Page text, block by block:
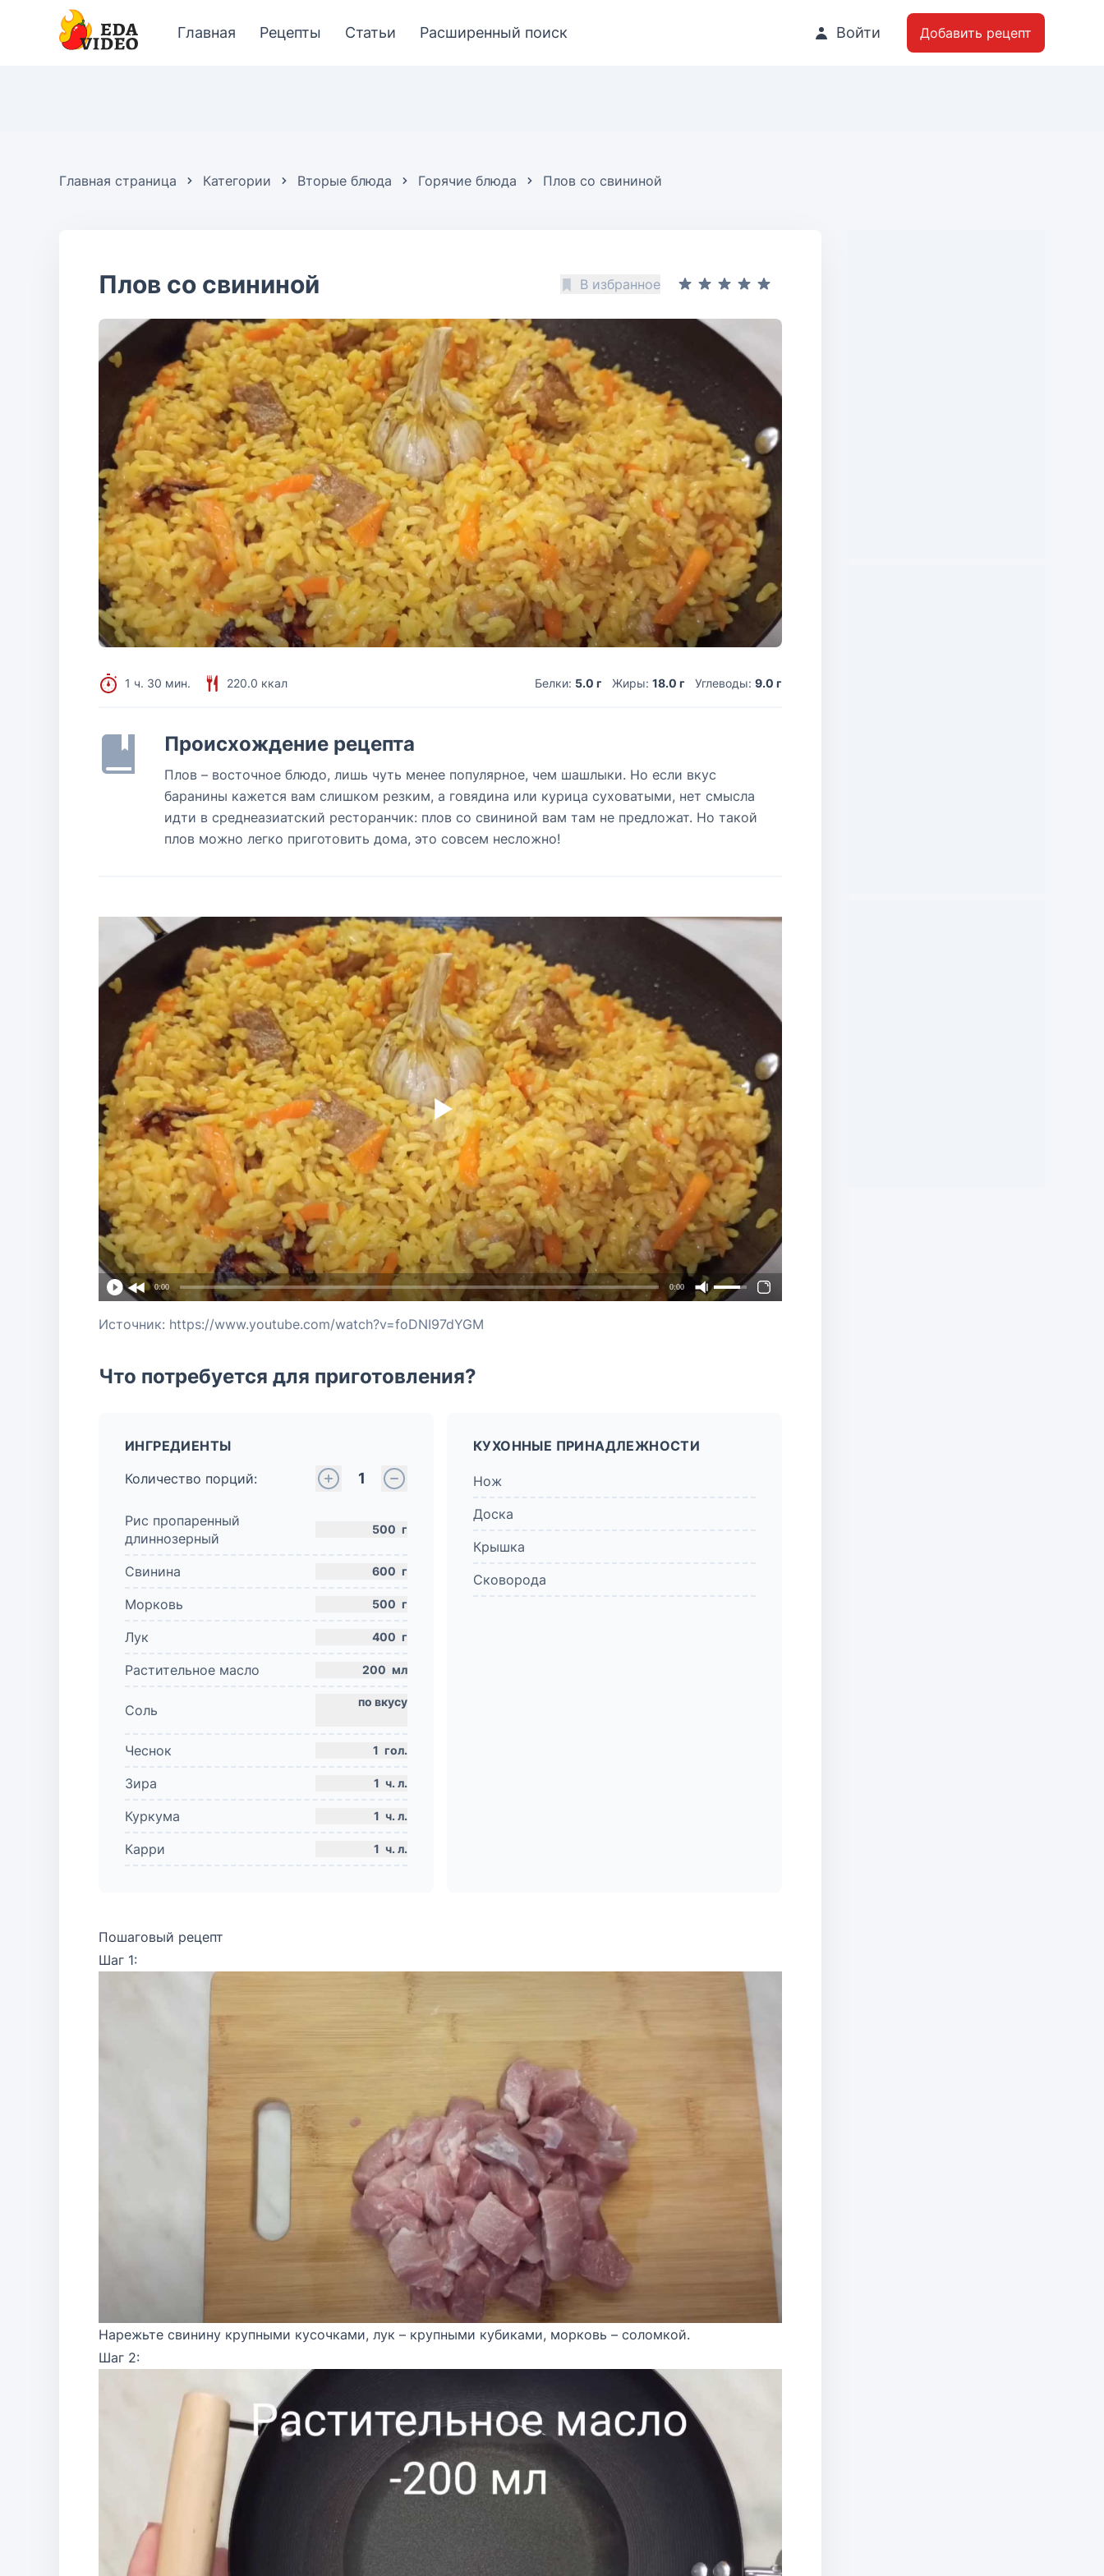
Главная Рецепты Статьи Расширенный поиск Войти Добавить рецепт
Главная страница Категории Вторые блюда Горячие блюда Плов со свининой
Плов со свининой В избранное
1 ч. 30 мин. 220.0 ккал Белки: 5.0 г Жиры: 18.0 г Углеводы: 9.0 г
Происхождение рецепта
Плов – восточное блюдо, лишь чуть менее популярное, чем шашлыки. Но если вкус
баранины кажется вам слишком резким, а говядина или курица суховатыми, нет смысла
идти в среднеазиатский ресторанчик: плов со свининой вам там не предложат. Но такой
плов можно легко приготовить дома, это совсем несложно!
0:00 0:00
Источник: https://www.youtube.com/watch?v=foDNI97dYGM
Что потребуется для приготовления?
ИНГРЕДИЕНТЫ
Количество порций:
1
Рис пропаренный
длиннозерный
500 г
Свинина 600 г
Морковь 500 г
Лук 400 г
Растительное масло 200 мл
Соль
Чеснок 1 гол.
Зира 1 ч. л.
Куркума 1 ч. л.
Карри 1 ч. л.
КУХОННЫЕ ПРИНАДЛЕЖНОСТИ
Нож
Доска
Крышка
Сковорода
Пошаговый рецепт
Шаг 1:
Нарежьте свинину крупными кусочками, лук – крупными кубиками, морковь – соломкой.
Шаг 2: